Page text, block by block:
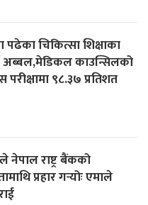
पढेका चिकित्सा शिक्षाका
अब्बल,मेडिकल काउन्सिलको
परीक्षामा ९८.३७ प्रतिशत
नेपाल राष्ट्र बैंकको
प्रहार गर्‍योः एमाले